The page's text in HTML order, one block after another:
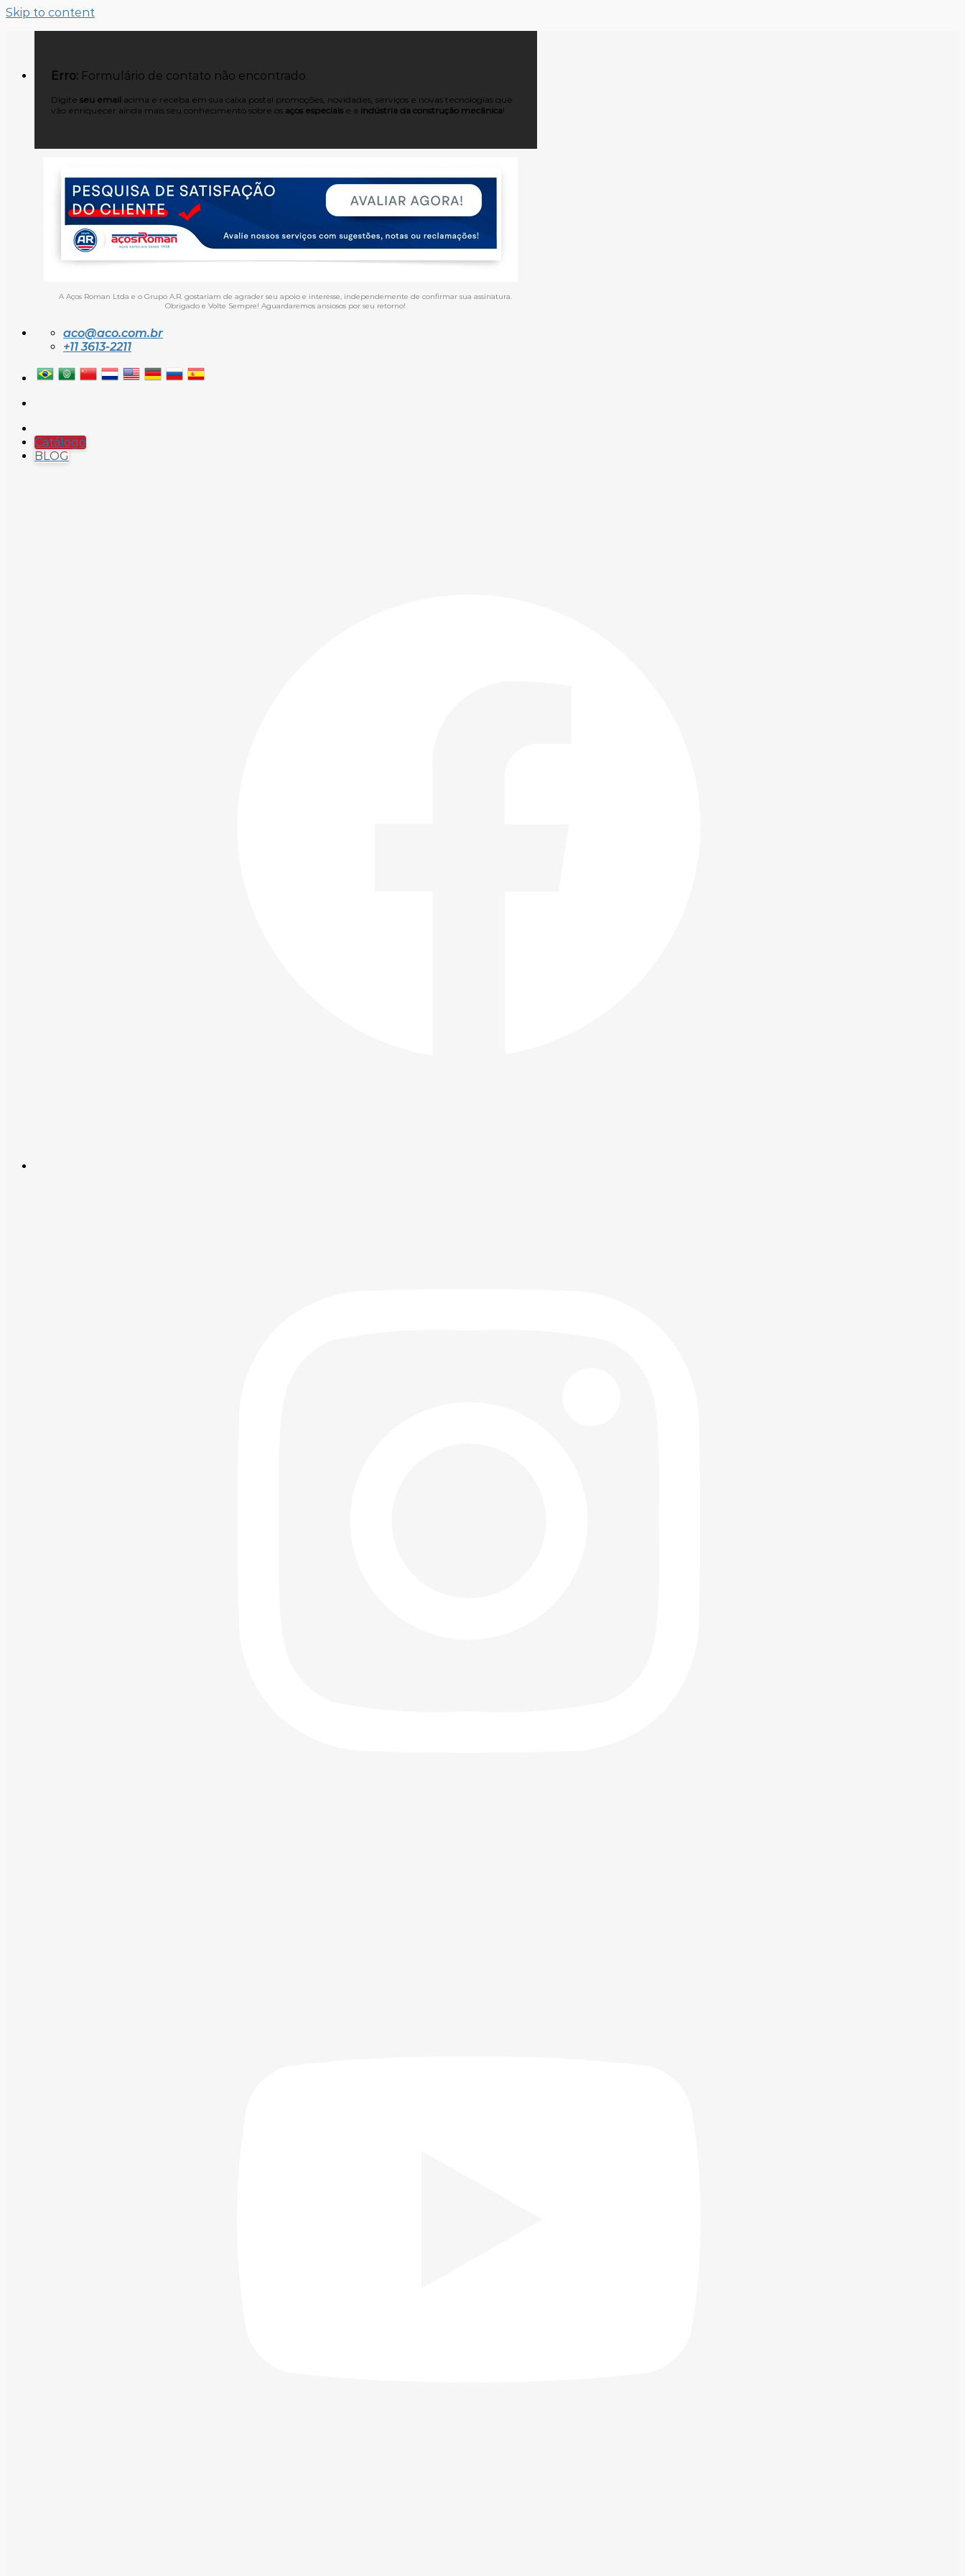
Skip to content
Erro: Formulário de contato não encontrado.
Digite seu email acima e receba em sua caixa postal promoções, novidades, serviços e novas tecnologias que
vão enriquecer ainda mais seu conhecimento sobre os aços especiais e a indústria da construção mecânica!
A Aços Roman Ltda e o Grupo A.R. gostariam de agrader seu apoio e interesse, independemente de confirmar sua assinatura.
Obrigado e Volte Sempre! Aguardaremos ansiosos por seu retorno!
aco@aco.com.br
+11 3613-2211
Catálogo
BLOG